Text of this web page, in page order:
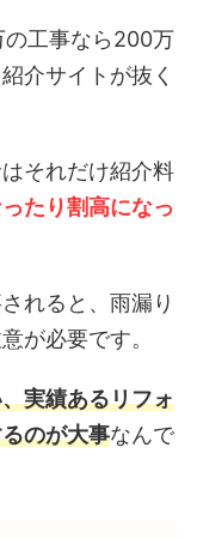
工事なら200万
介サイトが抜く
それだけ紹介料
たり割高になっ
れると、雨漏り
が必要です。
実績あるリフォ
のが大事なんで